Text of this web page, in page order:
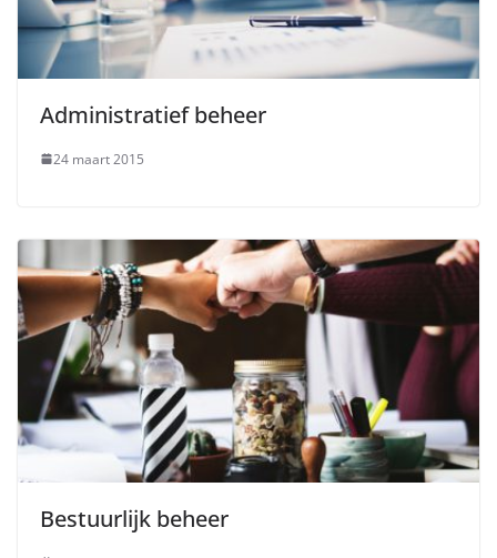
Administratief beheer
24 maart 2015
Bestuurlijk beheer